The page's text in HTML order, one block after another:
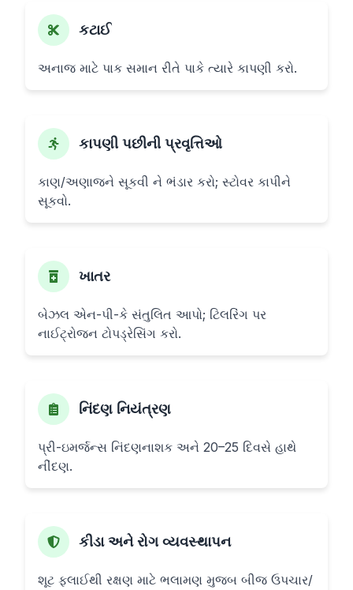
કટાઈ
અનાજ માટે પાક સમાન રીતે પાકે ત્યારે કાપણી કરો.
કાપણી પછીની પ્રવૃત્તિઓ
કાણ/અણાજને સૂકવી ને ભંડાર કરો; સ્ટોવર કાપીને
સૂકવો.
ખાતર
બેઝલ એન-પી-કે સંતુલિત આપો; ટિલરિંગ પર
નાઈટ્રોજન ટોપડ્રેસિંગ કરો.
નિંદણ નિયંત્રણ
પ્રી-ઇમર્જન્સ નિંદણનાશક અને 20–25 દિવસે હાથે
નીંદણ.
કીડા અને રોગ વ્યવસ્થાપન
શૂટ ફ્લાઈથી રક્ષણ માટે ભલામણ મુજબ બીજ ઉપચાર/